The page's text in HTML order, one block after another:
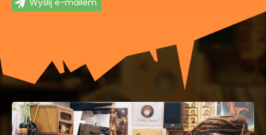
Wyślij e-mailem